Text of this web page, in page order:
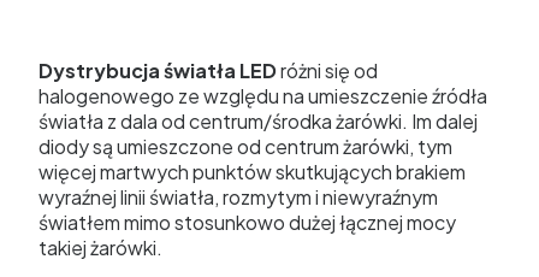
Dystrybucja światła LEDróżni się od
halogenowego ze względu na umieszczenie źródła
światła z dala od centrum/środka żarówki. Im dalej
diody są umieszczone od centrum żarówki, tym
więcej martwych punktów skutkujących brakiem
wyraźnej linii światła, rozmytym i niewyraźnym
światłem mimo stosunkowo dużej łącznej mocy
takiej żarówki.